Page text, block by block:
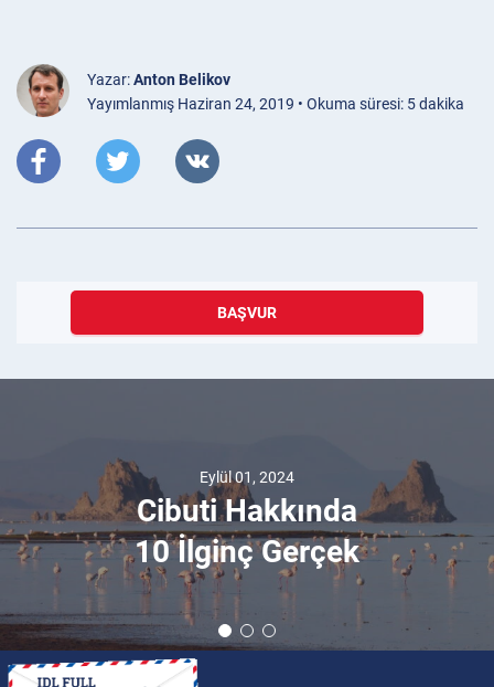
Yazar:Anton Belikov
Yayımlanmış Haziran 24, 2019 • Okuma süresi: 5 dakika
BAŞVUR
Eylül 01, 2024
Cibuti Hakkında
10 İlginç Gerçek